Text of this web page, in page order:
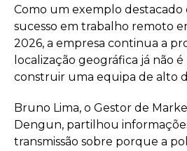
Como um exemplo destacado
sucesso em trabalho remoto
2026, a empresa continua a
localização geográfica já não
construir uma equipa de alto
Bruno Lima, o Gestor de
Dengun, partilhou
transmissão sobre porque a